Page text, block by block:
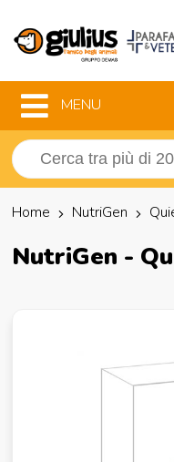
MENU
Home NutriGen
NutriGen -